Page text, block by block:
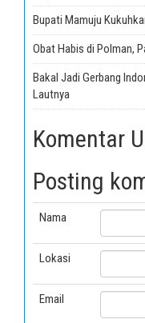
Bupati Mamuju
Obat Habis di Polman,
Bakal Jadi Gerbang
Lautnya
Komentar
Posting
Nama
Lokasi
Email